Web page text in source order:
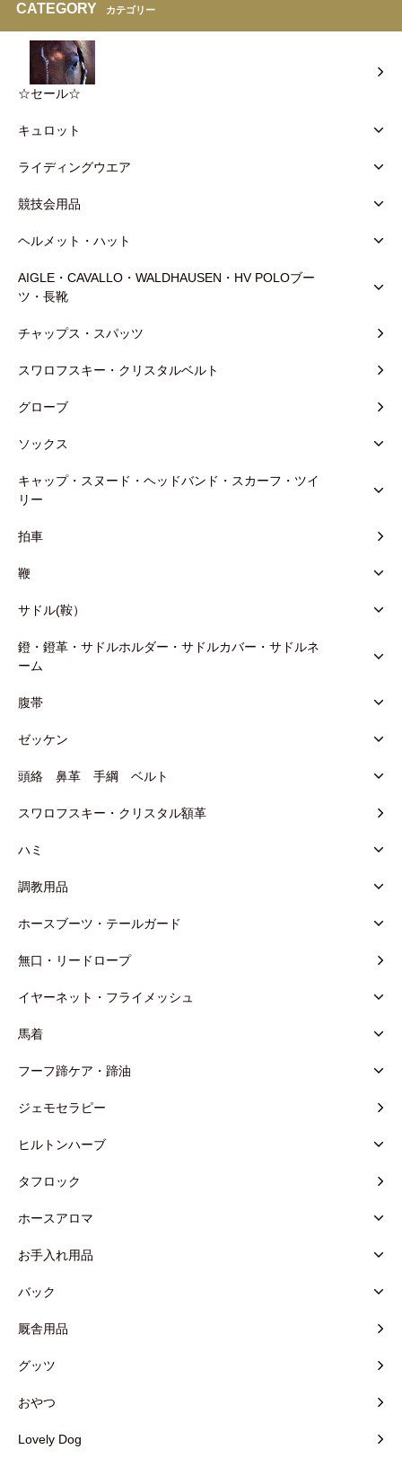
CATEGORY カテゴリー
☆セール☆
キュロット
ライディングウエア
競技会用品
ヘルメット・ハット
AIGLE・CAVALLO・WALDHAUSEN・HV POLOブー
ツ・長靴
チャップス・スパッツ
スワロフスキー・クリスタルベルト
グローブ
ソックス
キャップ・スヌード・ヘッドバンド・スカーフ・ツイ
リー
拍車
鞭
サドル(鞍）
鐙・鐙革・サドルホルダー・サドルカバー・サドルネ
ーム
腹帯
ゼッケン
頭絡 鼻革 手綱 ベルト
スワロフスキー・クリスタル額革
ハミ
調教用品
ホースブーツ・テールガード
無口・リードロープ
イヤーネット・フライメッシュ
馬着
フーフ蹄ケア・蹄油
ジェモセラピー
ヒルトンハーブ
タフロック
ホースアロマ
お手入れ用品
バック
厩舎用品
グッツ
おやつ
Lovely Dog